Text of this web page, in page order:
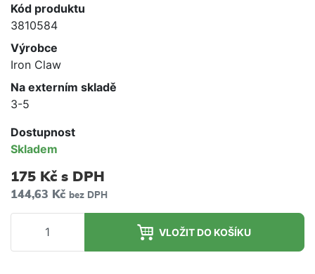
Kód produktu
3810584
Výrobce
Iron Claw
Na externím skladě
3-5
Dostupnost
Skladem
175 Kč s DPH
144,63 Kč bez DPH
VLOŽIT DO KOŠÍKU